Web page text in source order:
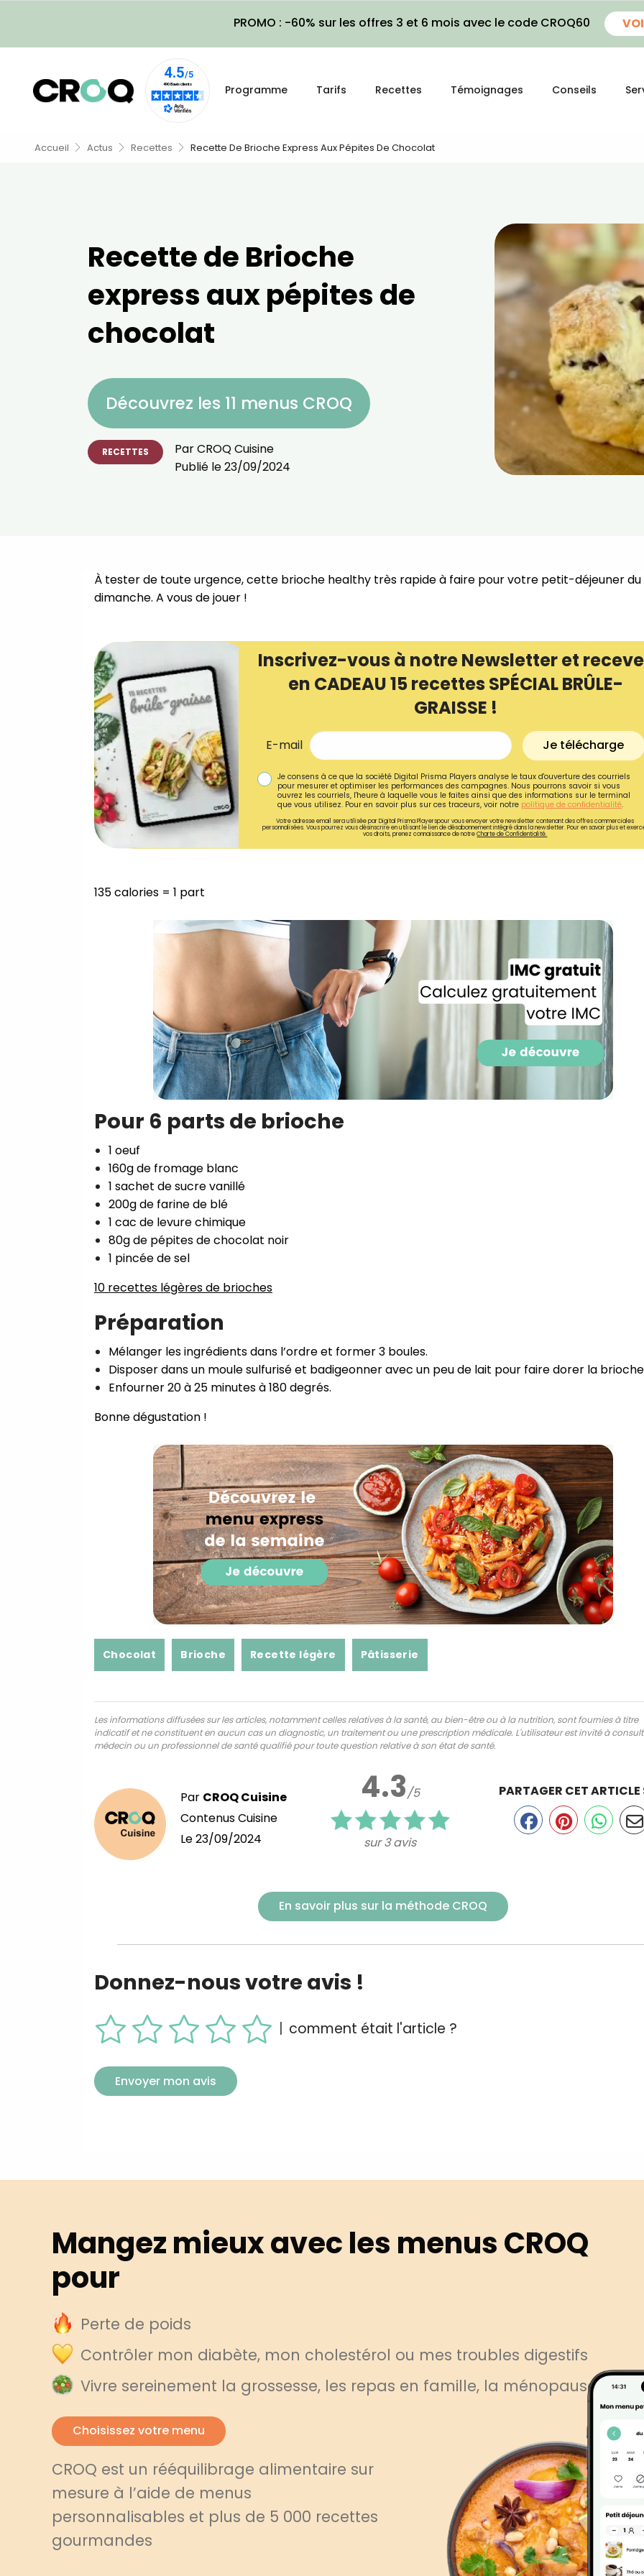
PROMO : -60% sur les offres 3 et 6 mois avec le code CROQ60
Programme Tarifs Recettes Témoignages Conseils
Accueil Actus Recettes Recette De Brioche Express Aux Pépites De Chocolat
Recette de Brioche
express aux pépites de
chocolat
Découvrez les 11 menus CROQ
RECETTES ParCROQ Cuisine
Publié le23/09/2024
À tester de toute urgence, cette brioche healthy très rapide à faire pour votre petit-déjeuner du
dimanche. A vous de jouer !
Inscrivez-vous à notre Newsletter et
en CADEAU 15 recettes SPÉCIAL BRÛLE-
GRAISSE !
E-mail Je télécharge
Je consens à ce que la société Digital Prisma Players analyse le taux d'ouverture des courriels
pour mesurer et optimiser les performances des campagnes. Nous pourrons savoir si vous
ouvrez les courriels, l'heure à laquelle vous le faites ainsi que des informations sur le terminal
que vous utilisez. Pour en savoir plus sur ces traceurs, voir notre politique de confidentialité.
Votre adresse email sera utilisée par Digital Prisma Playerspour vous envoyer votre newsletter contenant des offres commerciales
personnalisées. Vous pourrez vous désinscrire en utilisant le lien de désabonnement intégré dans la newsletter. Pour en savoir plus et
vos droits, prenez connaissance de notreCharte de Confidentialité.
135 calories = 1 part
Pour 6 parts de brioche
1 oeuf
160g de fromage blanc
1 sachet de sucre vanillé
200g de farine de blé
1 cac de levure chimique
80g de pépites de chocolat noir
1 pincée de sel
10 recettes légères de brioches
Préparation
Mélanger les ingrédients dans l’ordre et former 3 boules.
Disposer dans un moule sulfurisé et badigeonner avec un peu de lait pour faire dorer la
Enfourner 20 à 25 minutes à 180 degrés.
Bonne dégustation !
Chocolat Brioche Recette légère Pâtisserie
Les informations diffusées sur les articles, notamment celles relatives à la santé, au bien-être ou à la nutrition, sont fournies à titre
indicatif et ne constituent en aucun cas un diagnostic, un traitement ou une prescription médicale. L'utilisateur est invité à
médecin ou un professionnel de santé qualifié pour toute question relative à son état de santé.
Par CROQ Cuisine
Contenus Cuisine
Le23/09/2024
4.3/5
sur 3 avis
PARTAGER CET ARTICLE
En savoir plus sur la méthode CROQ
Donnez-nous votre avis !
comment était l'article ?
Envoyer mon avis
Mangez mieux avec les menus CROQ
pour
Perte de poids
Contrôler mon diabète, mon cholestérol ou mes troubles digestifs
Vivre sereinement la grossesse, les repas en famille, la ménopause
Choisissez votre menu
CROQ est un rééquilibrage alimentaire sur
mesure à l’aide de menus
personnalisables et plus de 5 000 recettes
gourmandes
Je consens à ce que la société
Prisma Players analyse le taux
des informations sur le terminal
utilisez. Pour en savoir plus sur ces
voir notrepolitique de
Je reçois mon cadeau !
Votre adresse email sera utilisée par Digital Prisma
envoyer votre newsletter contenant des offres
personnalisées. Vous pourrez vous désinscrire en
désabonnement intégré dans la newsletter. Pour en
exercer vos droits, prenez connaissance de notre
Confidentialité.